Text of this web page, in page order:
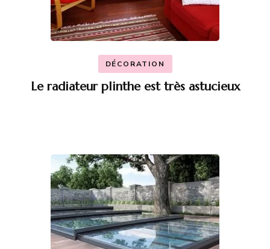
DÉCORATION
Le radiateur plinthe est très astucieux